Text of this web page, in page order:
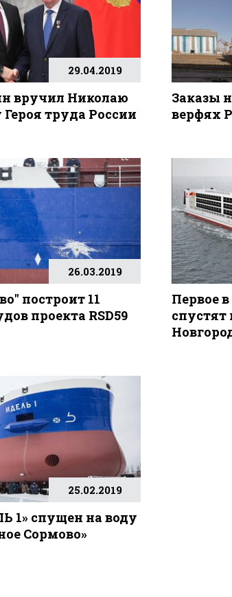
29.04.2019
вручил Николаю
труда России
Заказы
верфях
26.03.2019
построит 11
проекта RSD59
Первое
25.02.2019
1» спущен на воду
Сормово»